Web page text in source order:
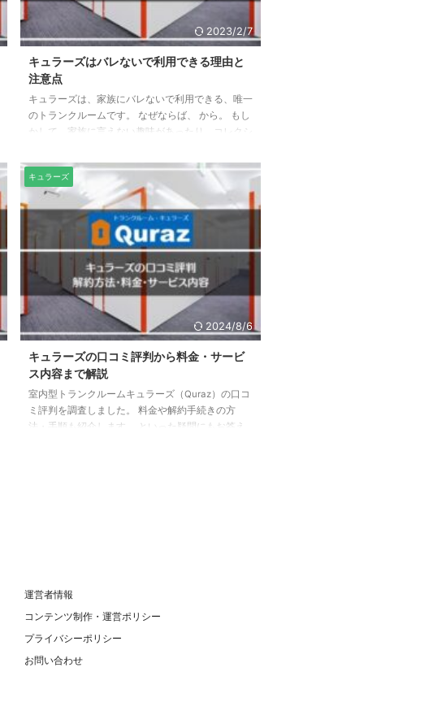
2023/2/7
キュラーズはバレないで利用できる理由と
注意点
キュラーズは、家族にバレないで利用できる、唯一
のトランクルームです。 なぜならば、 から。 もし
かして、家族に言えない趣味があったり、コレクシ
れているのでは？ トランクルームを借りたい と思
えど、出費を許さない家族。 それにより、行き場
のないコレクション このページは、上記のように
考えている人の悩みを解決します！ キュラーズの
口コミ評判 キュラーズを使っていることがバレな
い理由 キュラーズを使っていることがバレない理
由は、次の3つです。 それでは、ひとつずつみ ...
キュラーズ
2024/8/6
キュラーズの口コミ評判から料金・サービ
ス内容まで解説
室内型トランクルームキュラーズ（Quraz）の口コ
ミ評判を調査しました。 料金や解約手続きの方
法・手順も紹介します。 といった疑問にもお答え
運営者情報
コンテンツ制作・運営ポリシー
プライバシーポリシー
お問い合わせ